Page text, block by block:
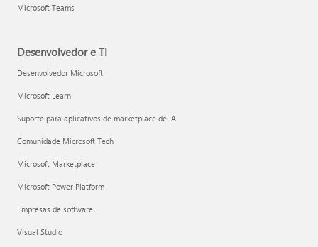
Microsoft Teams
Desenvolvedor e TI
Desenvolvedor Microsoft
Microsoft Learn
Suporte para aplicativos de marketplace de IA
Comunidade Microsoft Tech
Microsoft Marketplace
Microsoft Power Platform
Empresas de software
Visual Studio